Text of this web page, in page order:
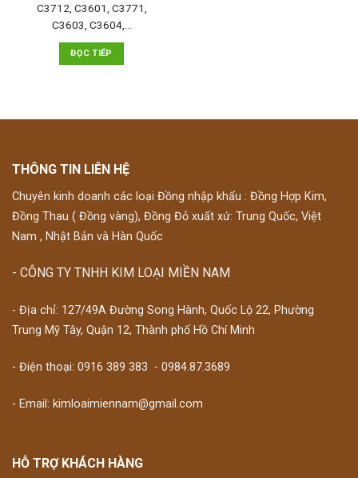
C3712, C3601, C3771,
C3603, C3604,…
ĐỌC TIẾP
THÔNG TIN LIÊN HỆ
Chuyên kinh doanh các loại Đồng nhập khẩu : Đồng Hợp Kim,
Đồng Thau ( Đồng vàng), Đồng Đỏ xuất xứ: Trung Quốc, Việt
Nam , Nhật Bản và Hàn Quốc
- CÔNG TY TNHH KIM LOẠI MIỀN NAM
- Địa chỉ: 127/49A Đường Song Hành, Quốc Lộ 22, Phường
Trung Mỹ Tây, Quận 12, Thành phố Hồ Chí Minh
- Điện thoại: 0916 389 383 - 0984.87.3689
- Email: kimloaimiennam@gmail.com
HỖ TRỢ KHÁCH HÀNG